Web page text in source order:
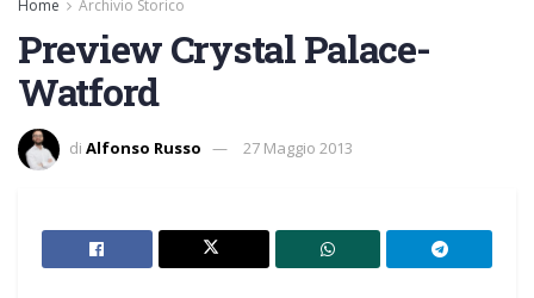
Home Archivio Storico
Preview Crystal Palace-
Watford
di Alfonso Russo 27 Maggio 2013